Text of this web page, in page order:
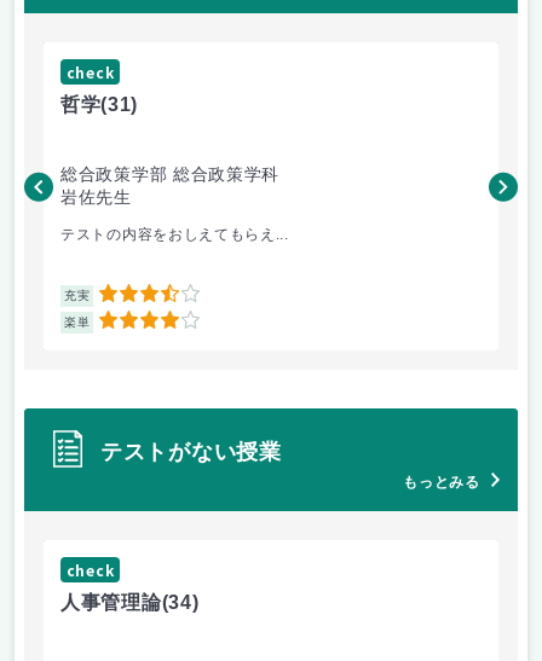
check
哲学(31)
総合政策学部 総合政策学科
岩佐先生
テストの内容をおしえてもらえ...
充実 3.5
楽単 4
長
テストがない授業
もっとみる
check
人事管理論(34)